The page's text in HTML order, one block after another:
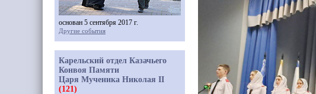
основан 5 сентября 2017 г.
Другие события
Карельский отдел Казачьего
Конвоя Памяти
Царя Мученика Николая II
(121)